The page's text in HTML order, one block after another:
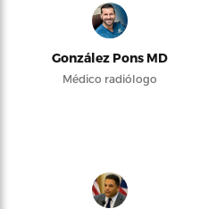
González Pons MD
Médico radiólogo